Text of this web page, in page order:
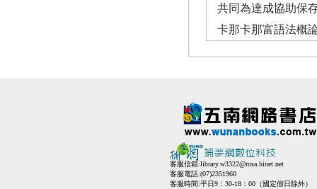
共同為達成協助保
卡那卡那富語法概
客服信箱:library.w3322@msa.hinet.net
客服電話:(07)2351960
客服時間:平日9：30-18：00（國定假日除外）